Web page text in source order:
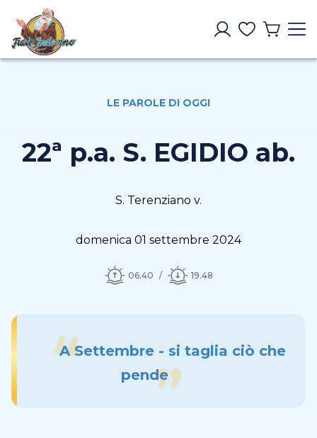
LE PAROLE DI OGGI
22ª p.a. S. EGIDIO ab.
S. Terenziano v.
domenica 01 settembre 2024
06.40 19.48
A Settembre - si taglia ciò che
pende